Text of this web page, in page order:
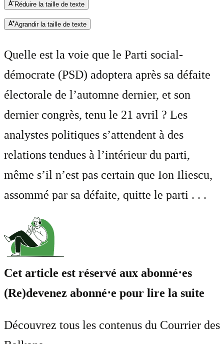
Réduire la taille de texte
Agrandir la taille de texte
Quelle est la voie que le Parti social-
démocrate (PSD) adoptera après sa défaite
électorale de l’automne dernier, et son
dernier congrès, tenu le 21 avril ? Les
analystes politiques s’attendent à des
relations tendues à l’intérieur du parti,
même s’il n’est pas certain que Ion Iliescu,
assommé par sa défaite, quitte le parti . . .
Cet article est réservé aux abonné⋅es
(Re)devenez abonné⋅e pour lire la suite
Découvrez tous les contenus du Courrier des